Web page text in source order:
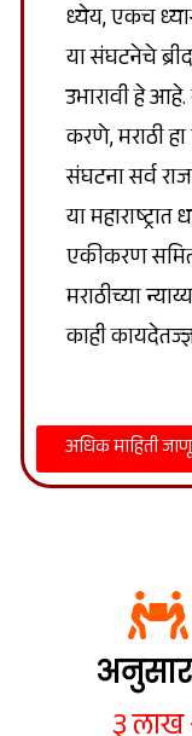
ध्येय, एकच
या संघटनेचे
उभारावी हे
करणे, मराठी
संघटना सर्व
या
एकीकरण
मराठीच्या
काही
अधिक माहिती